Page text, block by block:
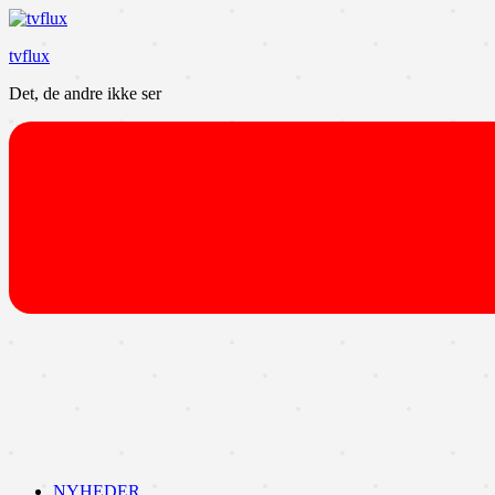
Videre
indhold
tvflux
Det, de andre ikke ser
NYHEDER